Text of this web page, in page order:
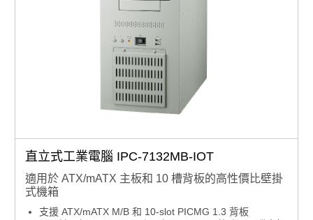
直立式工業電腦 IPC-7132MB-IOT
適用於 ATX/mATX 主板和 10 槽背板的高性價比壁掛
式機箱
支援 ATX/mATX M/B 和 10-slot PICMG 1.3 背板